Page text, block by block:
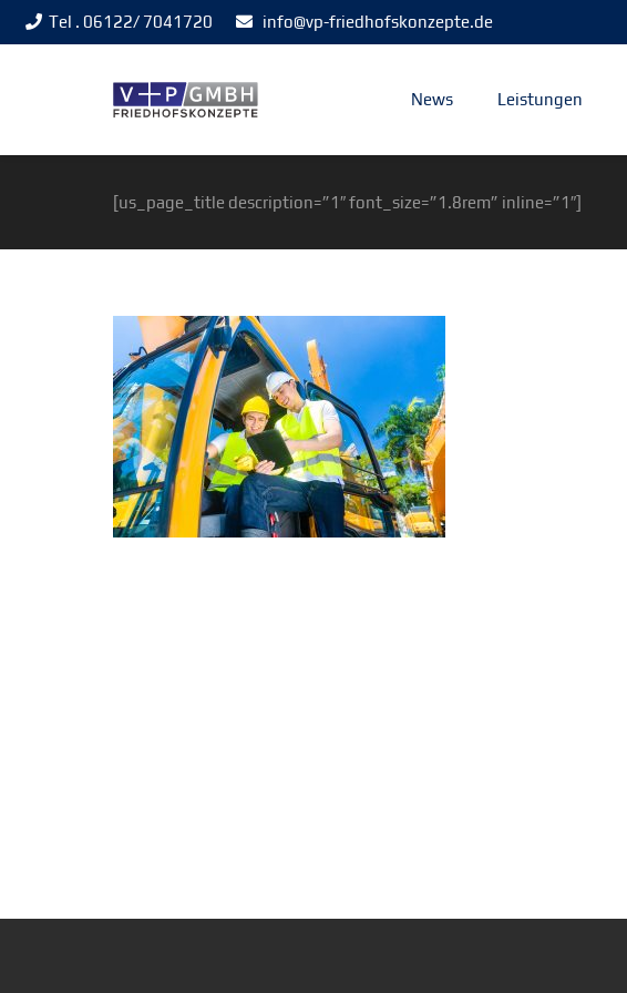
Tel . 06122/ 7041720 info@vp-friedhofskonzepte.de
News Leistungen
[us_page_title description=”1″ font_size=”1.8rem” inline=”1″]